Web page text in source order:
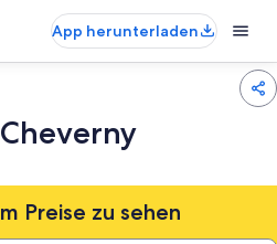
App herunterladen
Preise zu sehen